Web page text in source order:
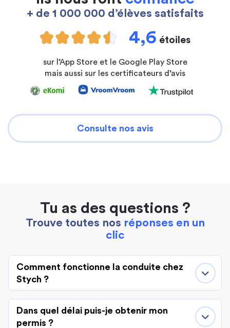
+ de 1 000 000 d’élèves satisfaits
4,6 étoiles
sur l’App Store et le Google Play Store
mais aussi sur les certificateurs d’avis
Consulte nos avis
Tu as des questions ?
Trouve toutes nos réponses en un
clic
Comment fonctionne la conduite chez
Stych ?
Dans quel délai puis-je obtenir mon
permis ?